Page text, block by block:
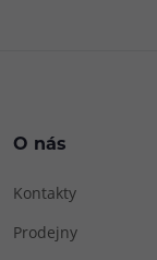
O nás
Kontakty
Prodejny